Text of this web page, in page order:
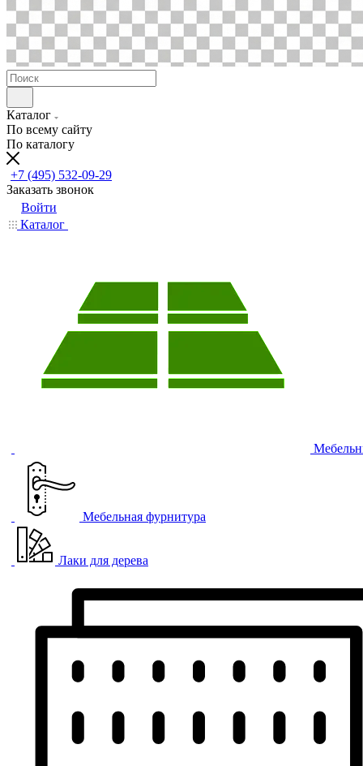
Каталог
По всему сайту
По каталогу
+7 (495) 532-09-29
Заказать звонок
Войти
Каталог
Мебельная фурнитура
Лаки для дерева